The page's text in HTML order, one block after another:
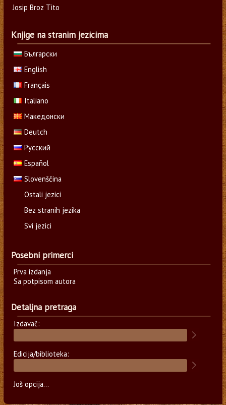
Josip Broz Tito
Knjige na stranim jezicima
Български
English
Français
Italiano
Македонски
Deutch
Русский
Español
Slovenščina
Ostali jezici
Bez stranih jezika
Svi jezici
Posebni primerci
Prva izdanja
Sa potpisom autora
Detaljna pretraga
Izdavač:
Edicija/biblioteka:
Još opcija...